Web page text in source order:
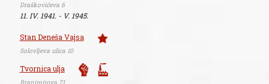
Draškovićeva 6
11. IV. 1941. - V. 1945.
Stan Deneša Vajsa
Solovljeva ulica 10
Tvornica ulja